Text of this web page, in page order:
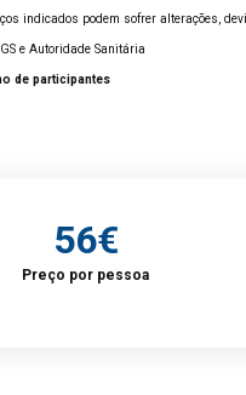
indicados podem sofrer alterações,
e Autoridade Sanitária
de participantes
56€
Preço por pessoa